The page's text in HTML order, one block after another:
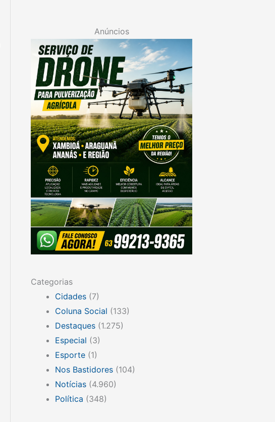
Anúncios
Categorias
Cidades (7)
Coluna Social (133)
Destaques (1.275)
Especial (3)
Esporte (1)
Nos Bastidores (104)
Notícias (4.960)
Política (348)